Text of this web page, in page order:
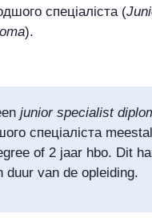
спеціаліста(
).
junior specialist
спеціаліста
of 2 jaar hbo. Dit
duur van de opleiding.